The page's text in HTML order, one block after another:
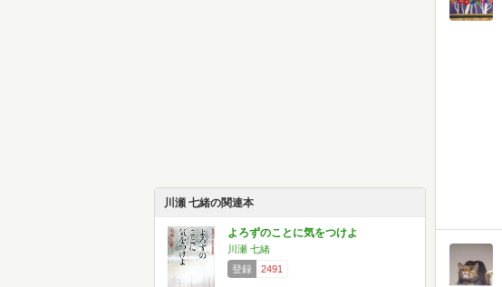
川瀬 七緒の関連本
よろずのことに気をつけよ
川瀬 七緒
登録
2491